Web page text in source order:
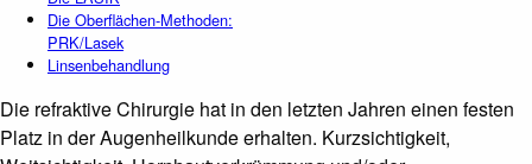
Die Oberflächen-Methoden:
PRK/Lasek
Linsenbehandlung
Die refraktive Chirurgie hat in den letzten Jahren einen festen
Platz in der Augenheilkunde erhalten. Kurzsichtigkeit,